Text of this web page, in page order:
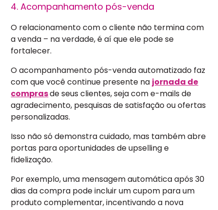
4. Acompanhamento pós-venda
O relacionamento com o cliente não termina com
a venda – na verdade, é aí que ele pode se
fortalecer.
O acompanhamento pós-venda automatizado faz
com que você continue presente na jornada de
comprasde seus clientes, seja com e-mails de
agradecimento, pesquisas de satisfação ou ofertas
personalizadas.
Isso não só demonstra cuidado, mas também abre
portas para oportunidades de upselling e
fidelização.
Por exemplo, uma mensagem automática após 30
dias da compra pode incluir um cupom para um
produto complementar, incentivando a nova